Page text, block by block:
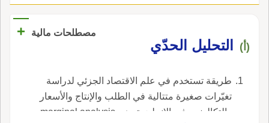
مصطلحات مالية +
(أ) التحليل الحدّي
طريقة تستخدم في علم الاقتصاد الجزئي لدراسة
تغيّرات صغيرة متتالية في الطلب والإنتاج والأسعار
والتكاليف ، في الإنجليزية، هي marginal analysis.